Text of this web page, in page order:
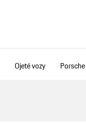
Ojeté vozy